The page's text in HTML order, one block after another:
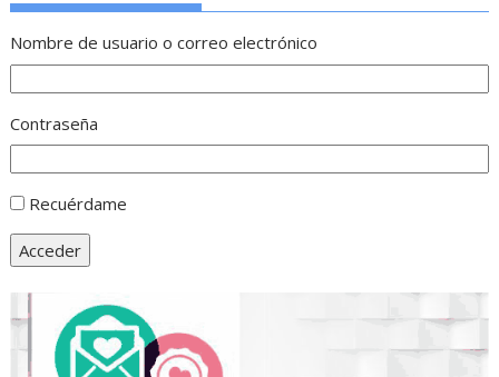
Nombre de usuario o correo electrónico
Contraseña
Recuérdame
Acceder